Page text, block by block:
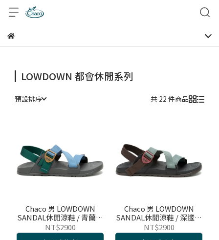
LOWDOWN 都會休閒系列
預設排序 共 22 件商品
Chaco 男 LOWDOWN
SANDAL休閒涼鞋 / 青蘭綠
石 / CH-LAM01HK47
NT$2900
Chaco 男 LOWDOWN
SANDAL休閒涼鞋 / 深邃森
林 / CH-LAM01HK46
NT$2900